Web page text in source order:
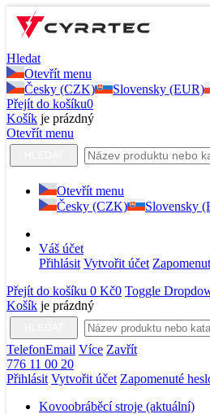
Hledat
Otevřít menu
Česky (CZK)
Slovensky (EUR)
Přejít do košíku0
Košík je prázdný
Otevřít menu
Otevřít menu
Česky (CZK)
Slovensky
Váš účet
Přihlásit Vytvořit účet
Přejít do košíku 0 Kč0 Toggle
Košík je prázdný
TelefonEmail Více Zavřít
776 11 00 20
Přihlásit Vytvořit účet Zapomenuté
Kovoobráběcí stroje (aktuální)